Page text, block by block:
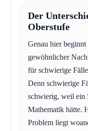
Der
Oberstufe
Genau hier
gewöhnlicher
für schwierige
Denn schwierige
schwierig, weil ein
Mathematik hätte.
Problem liegt